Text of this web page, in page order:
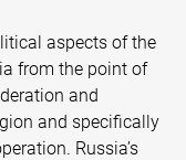
aspects of the
from the point of
and
and specifically
Russia’s